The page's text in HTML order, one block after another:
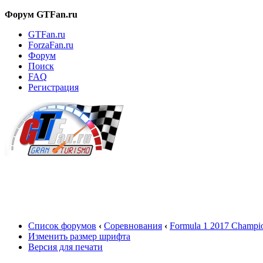
Форум GTFan.ru
GTFan.ru
ForzaFan.ru
Форум
Поиск
FAQ
Регистрация
Список форумов ‹ Соревнования ‹ Formula 1 2017
Изменить размер шрифта
Версия для печати